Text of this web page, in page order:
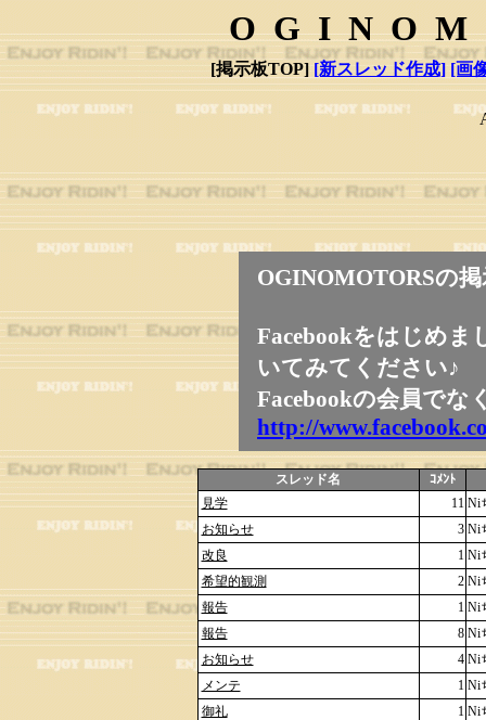
[掲示板TOP][新スレッド作成] [画
OGINOMOTORSの
Facebookをはじめ
いてみてください♪
Facebookの会員でな
http://
スレッド名
ｺﾒﾝﾄ
見学
11 Ni
お知らせ
3 Ni
改良
1 Ni
希望的観測
2 Ni
報告
1 Ni
報告
8 Ni
お知らせ
4 Ni
メンテ
1 Ni
御礼
1 Ni